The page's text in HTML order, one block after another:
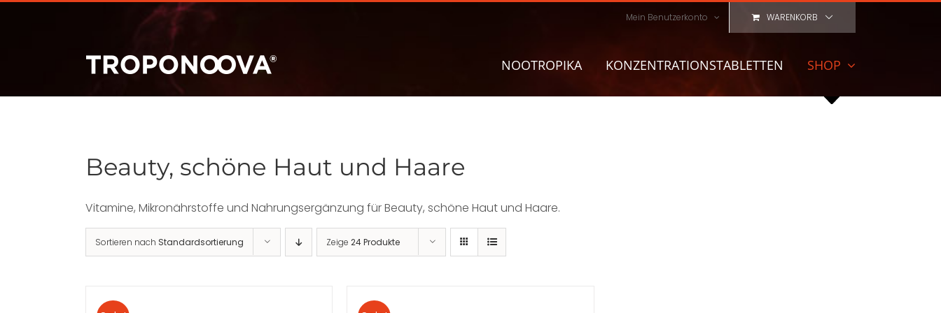
Zum
Mein Benutzerkonto WARENKORB
NOOTROPIKA KONZENTRATIONSTABLETTEN SHOP
Beauty, schöne Haut und Haare
Vitamine, Mikronährstoffe und Nahrungsergänzung für Beauty, schöne Haut und Haare.
Sortieren nach Standardsortierung Zeige 24 Produkte